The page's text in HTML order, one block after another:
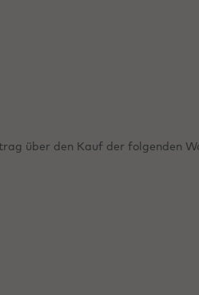
über den Kauf der folgenden